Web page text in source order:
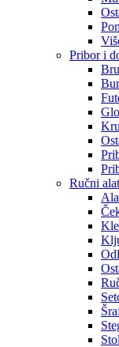
Pribor i
Ručni alat